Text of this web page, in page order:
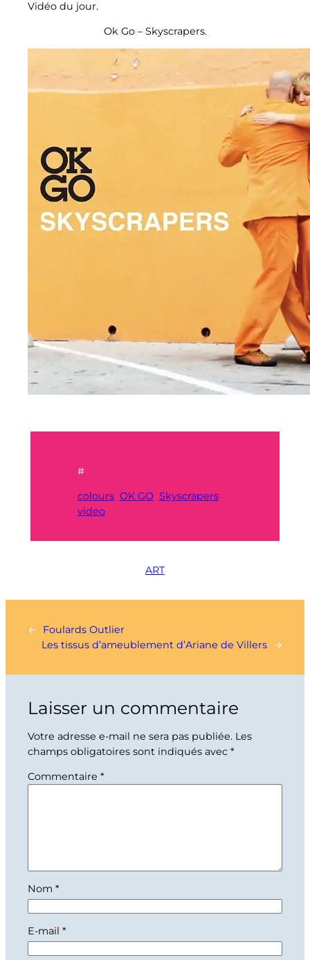
Vidéo du jour.
Ok Go – Skyscrapers.
#
colours OK GO Skyscrapers
video
ART
←
Foulards Outlier
Les tissus d’ameublement d’Ariane de Villers →
Laisser un commentaire
Votre adresse e-mail ne sera pas publiée. Les
champs obligatoires sont indiqués avec *
Commentaire *
Nom *
E-mail *